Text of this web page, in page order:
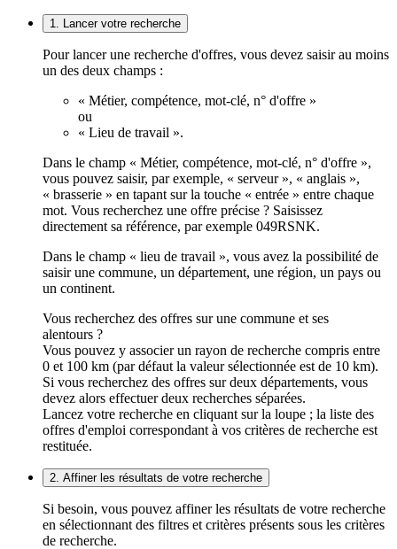
1. Lancer votre recherche
Pour lancer une recherche d'offres, vous devez saisir au moins
un des deux champs :
« Métier, compétence, mot-clé, n° d'offre »
ou
« Lieu de travail ».
Dans le champ « Métier, compétence, mot-clé, n° d'offre »,
vous pouvez saisir, par exemple, « serveur », « anglais »,
« brasserie » en tapant sur la touche « entrée » entre chaque
mot. Vous recherchez une offre précise ? Saisissez
directement sa référence, par exemple 049RSNK.
Dans le champ « lieu de travail », vous avez la possibilité de
saisir une commune, un département, une région, un pays ou
un continent.
Vous recherchez des offres sur une commune et ses
alentours ?
Vous pouvez y associer un rayon de recherche compris entre
0 et 100 km (par défaut la valeur sélectionnée est de 10 km).
Si vous recherchez des offres sur deux départements, vous
devez alors effectuer deux recherches séparées.
Lancez votre recherche en cliquant sur la loupe ; la liste des
offres d'emploi correspondant à vos critères de recherche est
restituée.
2. Affiner les résultats de votre recherche
Si besoin, vous pouvez affiner les résultats de votre recherche
en sélectionnant des filtres et critères présents sous les critères
de recherche.